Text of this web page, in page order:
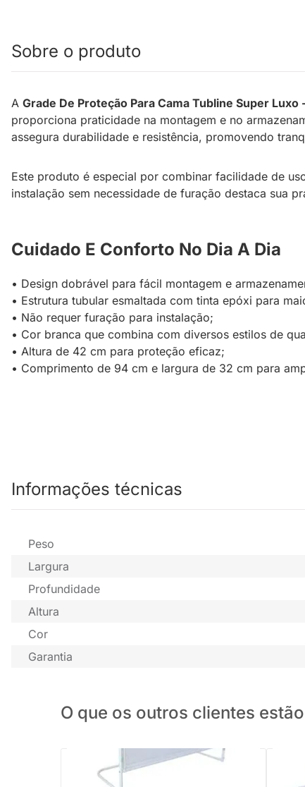
Sobre o produto
A Grade De Proteção Para Cama Tubline Super Luxo
proporciona praticidade na montagem e no
assegura durabilidade e resistência, promovendo
Este produto é especial por combinar facilidade de
instalação sem necessidade de furação destaca sua
Cuidado E Conforto No Dia A Dia
• Design dobrável para fácil montagem e
• Estrutura tubular esmaltada com tinta epóxi para
• Não requer furação para instalação;
• Cor branca que combina com diversos estilos de
• Altura de 42 cm para proteção eficaz;
• Comprimento de 94 cm e largura de 32 cm para
Informações técnicas
Peso
Largura
Profundidade
Altura
Cor
Garantia
O que os outros clientes
PRONTA ENTREGA